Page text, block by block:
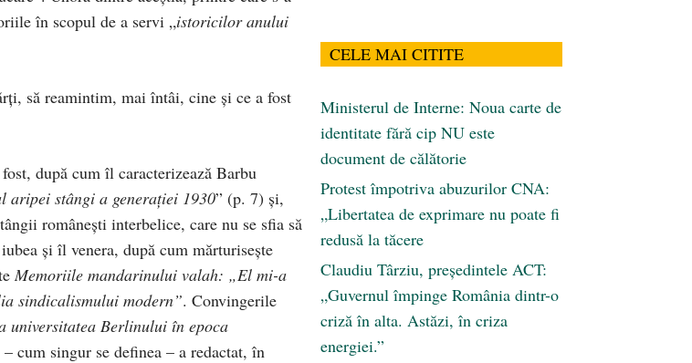
în scopul de a servi „istoricilor anului
să reamintim, mai întâi, cine şi ce a fost
după cum îl caracterizează Barbu
aripei stângi a generaţiei 1930” (p. 7) şi,
româneşti interbelice, care nu se sfia să
şi îl venera, după cum mărturiseşte
Memoriile mandarinului valah: „El mi-a
sindicalismului modern”. Convingerile
universitatea Berlinului în epoca
cum singur se definea – a redactat, în
CELE MAI CITITE
Ministerul de Interne: Noua carte de
identitate fără cip NU este
document de călătorie
Protest împotriva abuzurilor CNA:
„Libertatea de exprimare nu poate fi
redusă la tăcere
Claudiu Târziu, președintele ACT:
„Guvernul împinge România dintr-o
criză în alta. Astăzi, în criza
energiei.”